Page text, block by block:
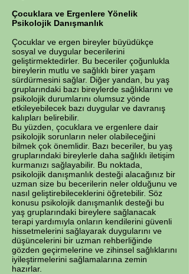
Çocuklara ve Ergenlere Yönelik
Psikolojik Danışmanlık
Çocuklar ve ergen bireyler büyüdükçe
sosyal ve duygular becerilerini
geliştirmektedirler. Bu beceriler çoğunlukla
bireylerin mutlu ve sağlıklı birer yaşam
sürdürmesini sağlar. Diğer yandan, bu yaş
gruplarındaki bazı bireylerde sağlıklarını ve
psikolojik durumlarını olumsuz yönde
etkileyebilecek bazı duygular ve davranış
kalıpları belirebilir.
Bu yüzden, çocuklara ve ergenlere dair
psikolojik sorunların neler olabileceğini
bilmek çok önemlidir. Bazı beceriler, bu yaş
gruplarındaki bireylerle daha sağlıklı iletişim
kurmanızı sağlayabilir. Bu noktada,
psikolojik danışmanlık desteği alacağınız bir
uzman size bu becerilerin neler olduğunu ve
nasıl geliştirebileceklerini öğretebilir. Söz
konusu psikolojik danışmanlık desteği bu
yaş gruplarındaki bireylere sağlanacak
terapi yardımıyla onların kendilerini güvenli
hissetmelerini sağlayarak duygularını ve
düşüncelerini bir uzman rehberliğinde
gözden geçirmelerine ve zihinsel sağlıklarını
iyileştirmelerini sağlamalarına zemin
hazırlar.